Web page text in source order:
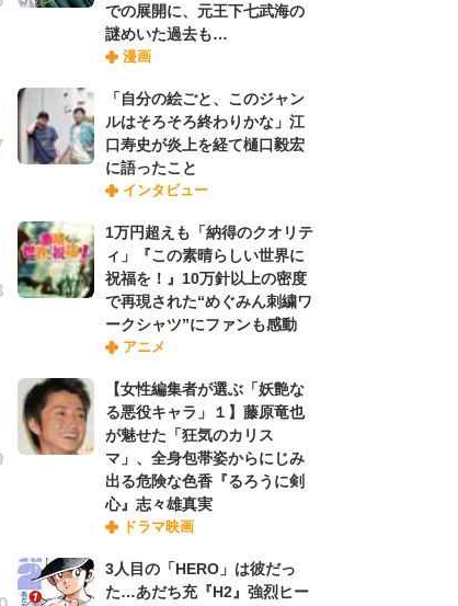
での展開に、元王下七武海の
謎めいた過去も…
漫画
「自分の絵ごと、このジャン
ルはそろそろ終わりかな」江
口寿史が炎上を経て樋口毅宏
に語ったこと
インタビュー
1万円超えも「納得のクオリテ
ィ」『この素晴らしい世界に
祝福を！』10万針以上の密度
で再現された“めぐみん刺繍ワ
ークシャツ”にファンも感動
アニメ
【女性編集者が選ぶ「妖艶な
る悪役キャラ」１】藤原竜也
が魅せた「狂気のカリス
マ」、全身包帯姿からにじみ
出る危険な色香『るろうに剣
心』志々雄真実
ドラマ映画
3人目の「HERO」は彼だっ
た…あだち充『H2』強烈ヒー